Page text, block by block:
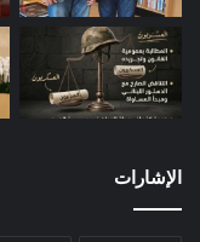
الإشارات